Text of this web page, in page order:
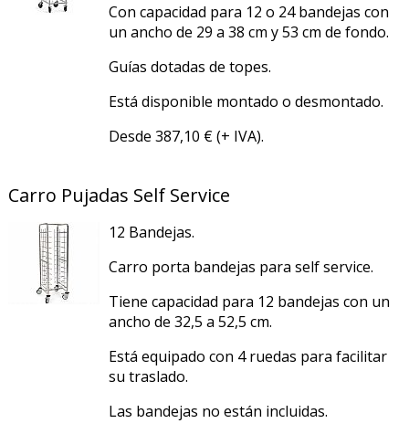
Con capacidad para 12 o 24 bandejas con
un ancho de 29 a 38 cm y 53 cm de fondo.
Guías dotadas de topes.
Está disponible montado o desmontado.
Desde 387,10 € (+ IVA).
Carro Pujadas Self Service
12 Bandejas.
Carro porta bandejas para self service.
Tiene capacidad para 12 bandejas con un
ancho de 32,5 a 52,5 cm.
Está equipado con 4 ruedas para facilitar
su traslado.
Las bandejas no están incluidas.